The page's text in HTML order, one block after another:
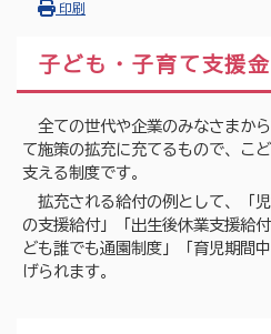
印刷
子ども・子育て支援
全ての世代や企業のみなさまか
て施策の拡充に充てるもので、こ
支える制度です。
拡充される給付の例として、「
の支援給付」「出生後休業支援給
ども誰でも通園制度」「育児期間
げられます。